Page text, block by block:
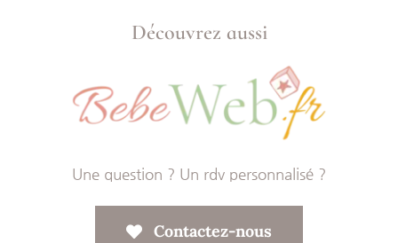
Découvrez aussi
Une question ? Un rdv personnalisé ?
Contactez-nous